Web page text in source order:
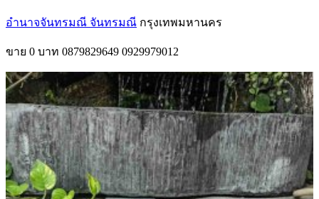
อำนาจจันทรมณี จันทรมณี กรุงเทพมหานคร
ขาย 0 บาท 0879829649 0929979012